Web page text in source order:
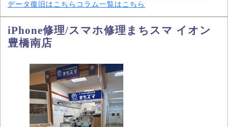
データ復旧はこちら コラム一覧はこちら
iPhone修理/スマホ修理まちスマ イオン
豊橋南店